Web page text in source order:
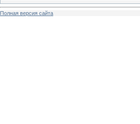
Полная версия сайта